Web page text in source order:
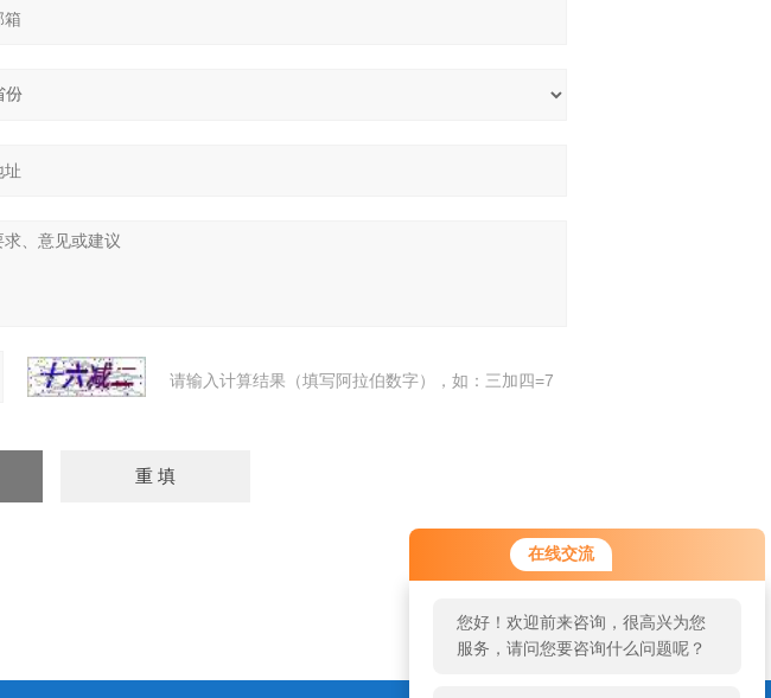
在线交流
您好！欢迎前来咨询，很高兴为您
服务，请问您要咨询什么问题呢？
您好，看您停留很久了，是否找到
了需求产品，您可以直接在线与我
请输入计算结果（填写阿拉伯数字），如：三加四=7